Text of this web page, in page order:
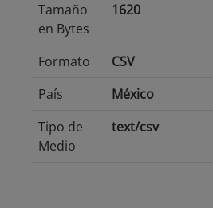
Tamaño
en Bytes
1620
Formato
CSV
País
México
Tipo de
Medio
text/csv